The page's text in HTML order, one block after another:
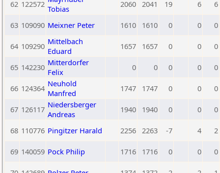
62 122572 Tobias
2060 2041 19 6 6
63 109090 Meixner Peter 1610 1610 0 0 0
64 109290 Mittelbach
Eduard
1657 1657 0 0 0
65 142230 Mitterdorfer
Felix
0 0 0 0 0
66 124364 Neuhold
Manfred
1747 1747 0 0 0
67 126117 Niedersberger
Andreas
1940 1940 0 0 0
68 110776 Pingitzer Harald 2256 2263 -7 4 2
69 140059 Pock Philip 1716 1716 0 0 0